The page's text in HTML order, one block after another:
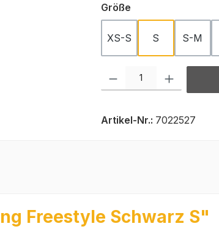
Größeauswählen
XS-S S S-M
Produkt Anzahl: Gib den
Artikel-Nr.: 7022527
Freestyle Schwarz S"